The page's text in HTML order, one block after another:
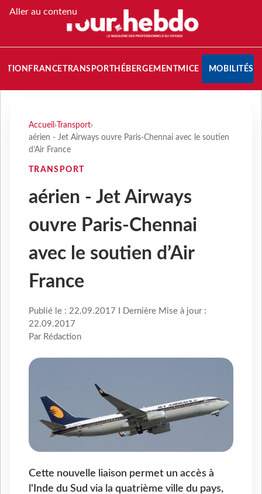
Aller au contenu
FRANCETRANSPORT HÉBERGEMENTMICE MOBILITÉS
Accueil › Transport›
aérien - Jet Airways ouvre Paris-Chennai avec le soutien
d’Air France
TRANSPORT
aérien - Jet Airways
ouvre Paris-Chennai
avec le soutien d’Air
France
Publié le : 22.09.2017 I Dernière Mise à jour :
22.09.2017
Par Rédaction
Cette nouvelle liaison permet un accès à
l'Inde du Sud via la quatrième ville du pays,